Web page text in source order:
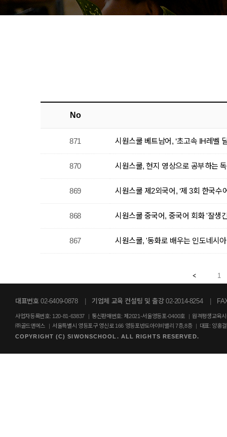
No
871 시원스쿨 베트남어, ‘초고속 IH레벨
870 시원스쿨, 현지 영상으로 공부하는
869 시원스쿨 제2외국어, ‘제 3회 한국수
868 시원스쿨 중국어, 중국어 회화 '잘생
867 시원스쿨, '동화로 배우는 인도네시
1
대표번호 02-6409-0878 기업체 교육 컨설팅 및 출강 02-2014-8254
사업자등록번호: 120-81-63837 | 통신판매번호: 제2021-서울영등포-0400호 | 원격평생교육
㈜골드앤에스
| 서울특별시 영등포구 영신로 166 영등포반도아이비밸리 7층,8층 | 대표: 양홍
COPYRIGHT (C) SIWONSCHOOL. ALL RIGHTS RESERVED.